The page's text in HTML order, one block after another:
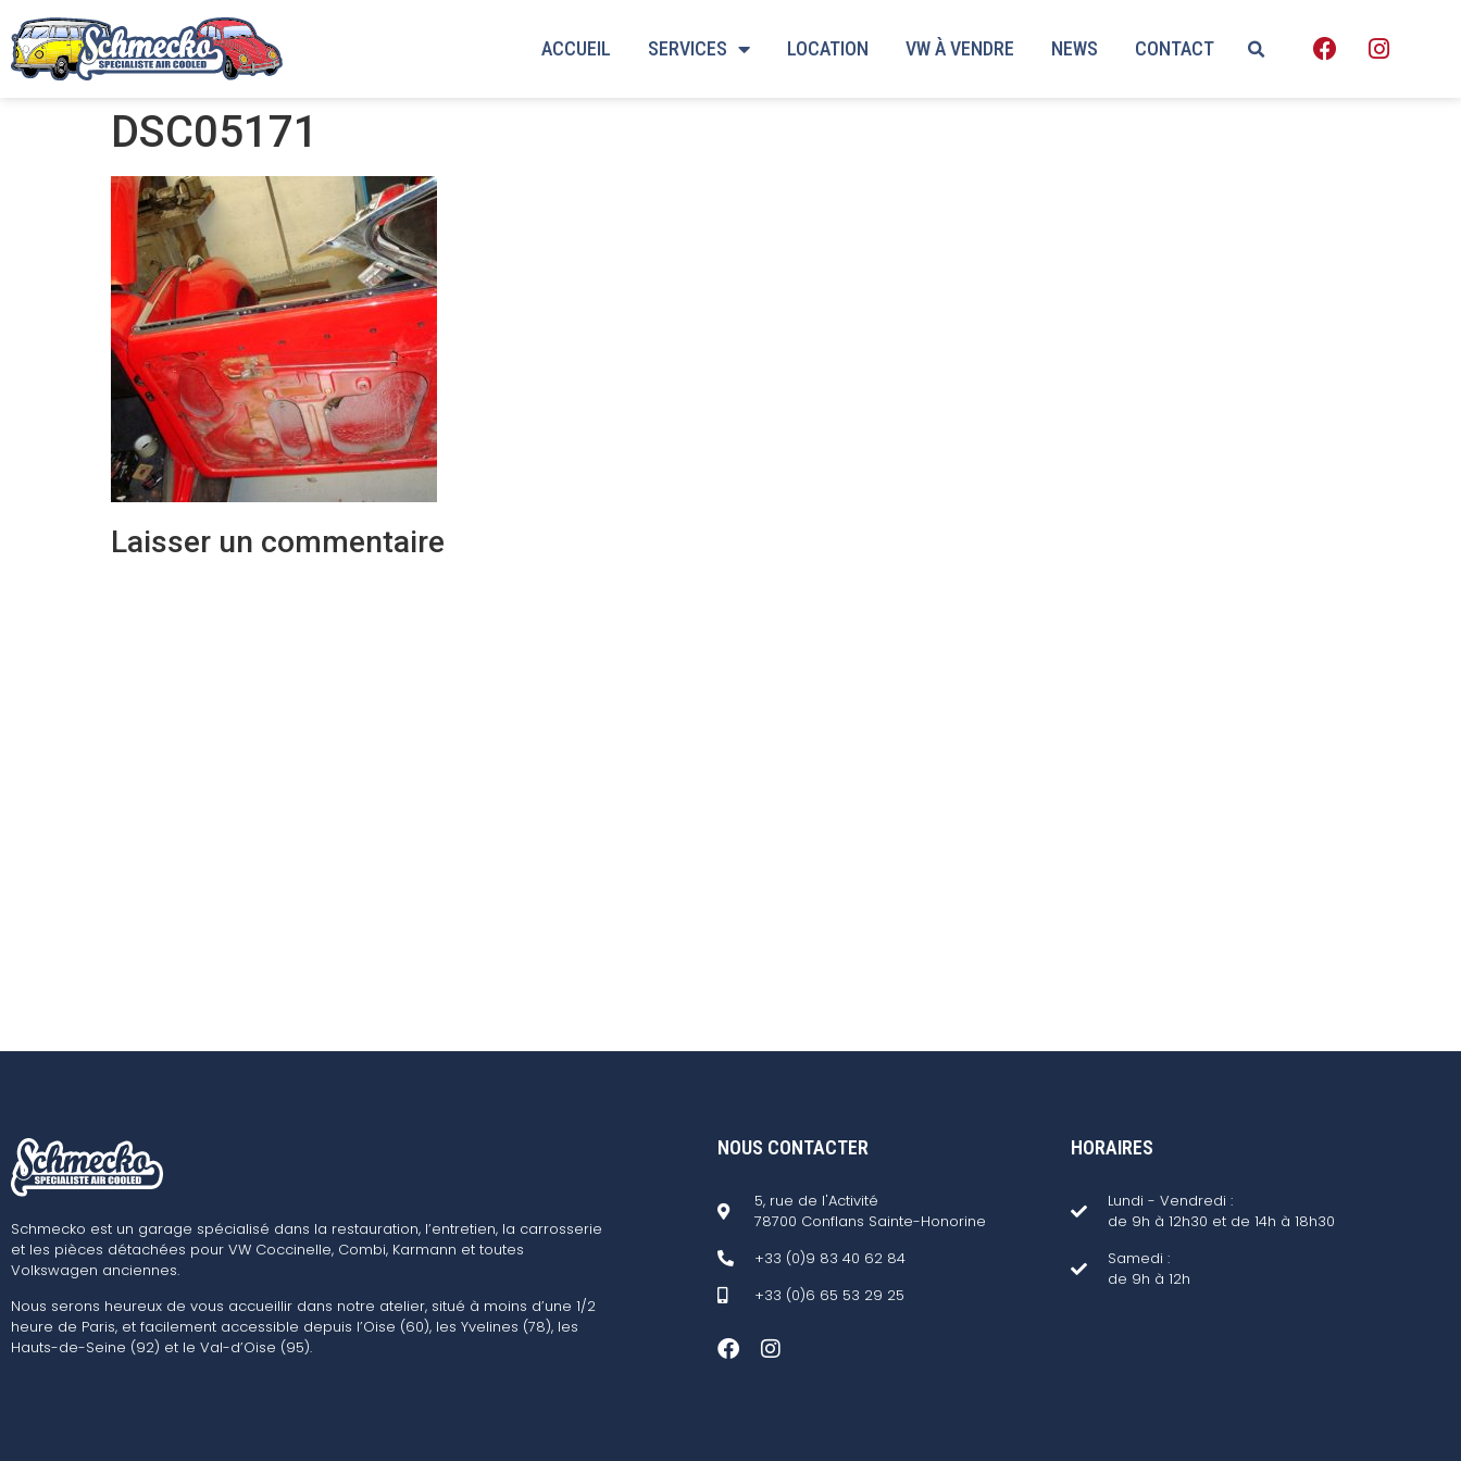
ACCUEIL SERVICES LOCATION VW À VENDRE NEWS CONTACT
DSC05171
Laisser un commentaire
Schmecko est un garage spécialisé dans la restauration, l’entretien, la carrosserie
et les pièces détachées pour VW Coccinelle, Combi, Karmann et toutes
Volkswagen anciennes.
Nous serons heureux de vous accueillir dans notre atelier, situé à moins d’une 1/2
heure de Paris, et facilement accessible depuis l’Oise (60), les Yvelines (78), les
Hauts-de-Seine (92) et le Val-d’Oise (95).
NOUS CONTACTER
5, rue de l'Activité
78700 Conflans Sainte-Honorine
+33 (0)9 83 40 62 84
+33 (0)6 65 53 29 25
HORAIRES
Lundi - Vendredi :
de 9h à 12h30 et de 14h à 18h30
Samedi :
de 9h à 12h